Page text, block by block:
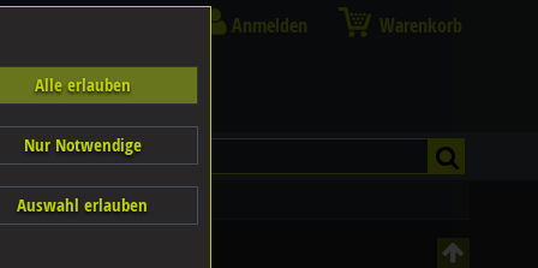
Anmelden Warenkorb
Alle erlauben
Nur Notwendige
Auswahl erlauben